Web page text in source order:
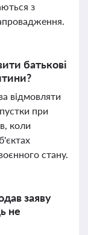
з
батькові
відмовляти
при
коли
стану.
заяву
не